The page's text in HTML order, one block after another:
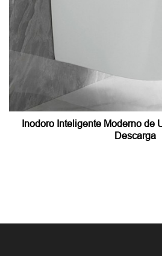
Inodoro Inteligente Moderno de
Descarga